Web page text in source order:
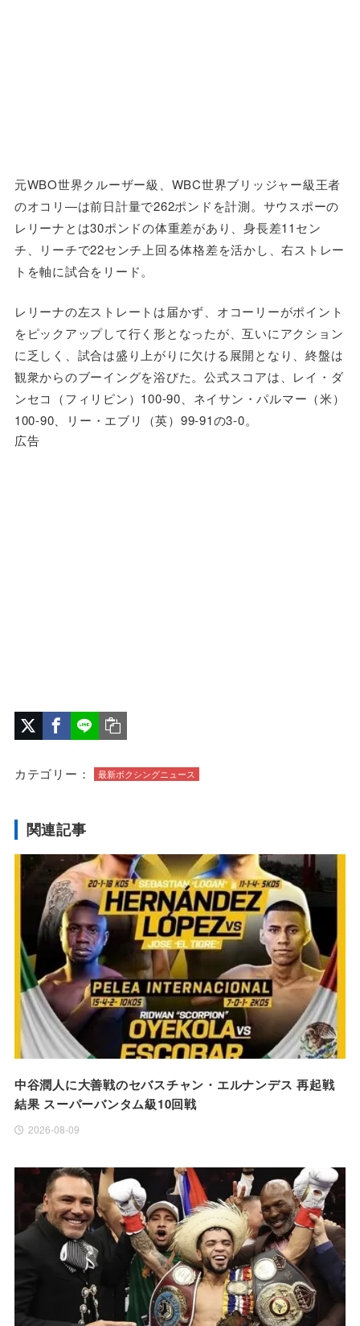
元WBO世界クルーザー級、WBC世界ブリッジャー級王者
のオコリ―は前日計量で262ポンドを計測。サウスポーの
レリーナとは30ポンドの体重差があり、身長差11セン
チ、リーチで22センチ上回る体格差を活かし、右ストレー
トを軸に試合をリード。
レリーナの左ストレートは届かず、オコーリーがポイント
をピックアップして行く形となったが、互いにアクション
に乏しく、試合は盛り上がりに欠ける展開となり、終盤は
観衆からのブーイングを浴びた。公式スコアは、レイ・ダ
ンセコ（フィリピン）100-90、ネイサン・パルマー（米）
100-90、リー・エブリ（英）99-91の3-0。
広告
カテゴリー： 最新ボクシングニュース
関連記事
中谷潤人に大善戦のセバスチャン・エルナンデス 再起戦
結果 スーパーバンタム級10回戦
2026-08-09